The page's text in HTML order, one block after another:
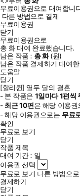
무료이용권으로 대여합니
다른 방법으로 결제
무료이용권
닫기
무료이용권으로
총화대여 완료했습니다.
남은 작품 : 총화(원)
남은 작품 결제하기 대여
도움말
닫기
[할리퀸] 열두 달의 결혼
- 본 작품은 1일마다1편씩
- 최근10편은 해당 이용
- 해당 이용권으로는 무료
확인
무료로 보기
닫기
작품 제목
대여 기간 : 일
이용권 선택
무료로 보기 다른 방법으
결제하기
닫기